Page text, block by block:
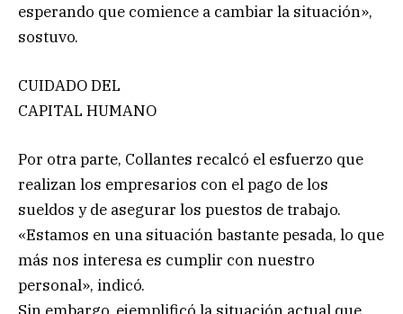
esperando que comience a cambiar la situación»,
sostuvo.
CUIDADO DEL
CAPITAL HUMANO
Por otra parte, Collantes recalcó el esfuerzo que
realizan los empresarios con el pago de los
sueldos y de asegurar los puestos de trabajo.
«Estamos en una situación bastante pesada, lo que
más nos interesa es cumplir con nuestro
personal», indicó.